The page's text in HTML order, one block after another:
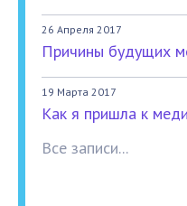
26 Апреля 2017
Причины будущих
19 Марта 2017
Как я пришла к
Все записи...